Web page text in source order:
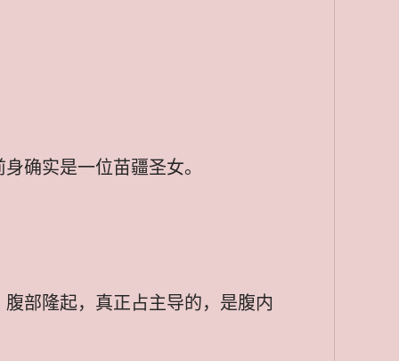
确实是一位苗疆圣女。
部隆起，真正占主导的，是腹内